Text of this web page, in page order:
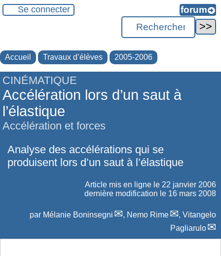
Se connecter
Accueil Travaux d’élèves 2005-2006
CINÉMATIQUE
Accélération lors d’un saut à
l’élastique
Accélération et forces
Analyse des accélérations qui se
produisent lors d’un saut à l’élastique
Article mis en ligne le 22 janvier 2006
dernière modification le 16 mars 2008
par Mélanie Boninsegni , Nemo Rime , Vitangelo
Pagliarulo